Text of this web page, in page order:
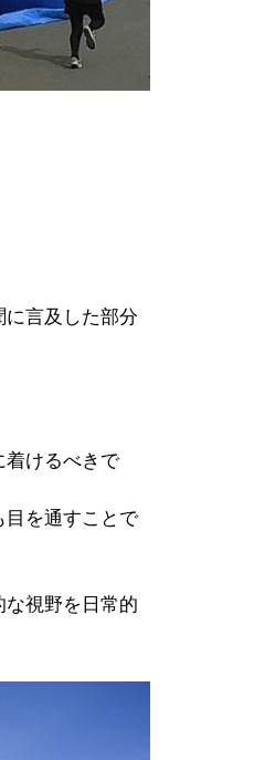
言及した部分
けるべきで
を通すことで
視野を日常的